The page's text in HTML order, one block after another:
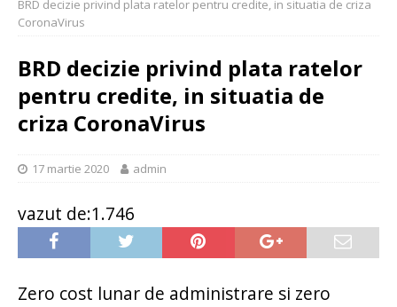
BRD decizie privind plata ratelor pentru credite, in situatia de criza
CoronaVirus
BRD decizie privind plata ratelor
pentru credite, in situatia de
criza CoronaVirus
17 martie 2020 admin
vazut de:1.746
Zero cost lunar de administrare si zero